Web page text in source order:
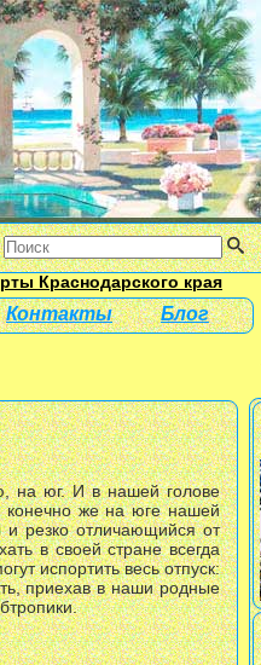
на юг. И в нашей голове
конечно же на юге нашей
резко отличающийся от
в своей стране всегда
испортить весь отпуск:
приехав в наши родные
Краснодарского края
Контакты Блог